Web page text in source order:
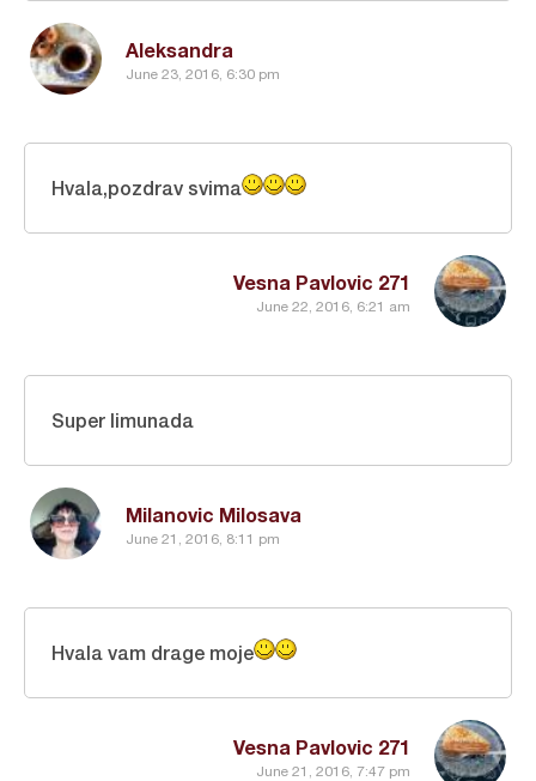
Aleksandra
June 23, 2016, 6:30 pm
Vesna Pavlovic 271
June 22, 2016, 6:21 am
Hvala,pozdrav svima
Milanovic Milosava
June 21, 2016, 8:11 pm
Super limunada
Vesna Pavlovic 271
June 21, 2016, 7:47 pm
Hvala vam drage moje